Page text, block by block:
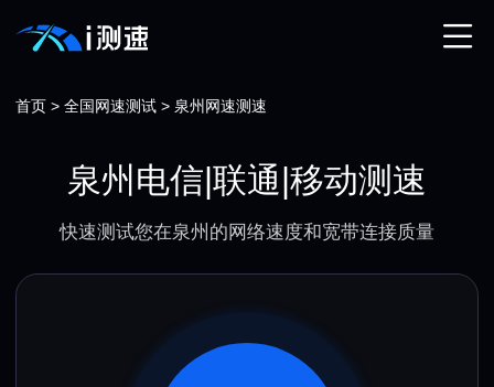
首页 >全国网速测试 > 泉州网速测速
泉州电信|联通|移动测速
快速测试您在泉州的网络速度和宽带连接质量